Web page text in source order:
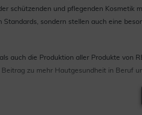
schützenden und pflegenden
Standards, sondern stellen auch eine
auch die Produktion aller Produkte von
Beitrag zu mehr Hautgesundheit in